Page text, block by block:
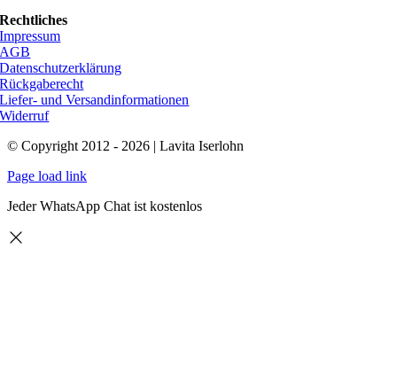
Rechtliches
Impressum
AGB
Datenschutzerklärung
Rückgaberecht
Liefer- und Versandinformationen
Widerruf
© Copyright 2012 - 2026 | Lavita Iserlohn
Page load link
Jeder WhatsApp Chat ist kostenlos